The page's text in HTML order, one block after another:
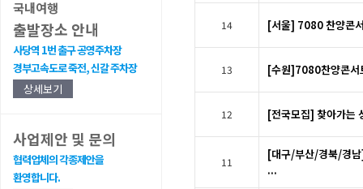
국내여행
출발장소 안내
사당역 1번 출구 공영주차장
경부고속도로 죽전, 신갈 주차장
상세보기
사업제안 및 문의
협력업체의 각종제안을
환영합니다.
14 [서울] 7080 찬양콘
13 [수원]7080찬양콘서
12 [전국모집] 찾아가는
11
[대구/부산/경북/경
...